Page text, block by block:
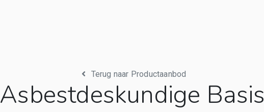
Terug naar Productaanbod
Asbestdeskundige Basis